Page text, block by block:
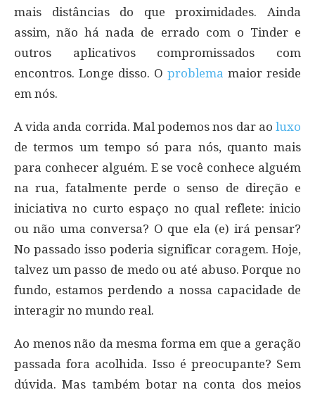
mais distâncias do que proximidades. Ainda
assim, não há nada de errado com o Tinder e
outros aplicativos compromissados com
encontros. Longe disso. O problema maior reside
em nós.
A vida anda corrida. Mal podemos nos dar ao luxo
de termos um tempo só para nós, quanto mais
para conhecer alguém. E se você conhece alguém
na rua, fatalmente perde o senso de direção e
iniciativa no curto espaço no qual reflete: inicio
ou não uma conversa? O que ela (e) irá pensar?
No passado isso poderia significar coragem. Hoje,
talvez um passo de medo ou até abuso. Porque no
fundo, estamos perdendo a nossa capacidade de
interagir no mundo real.
Ao menos não da mesma forma em que a geração
passada fora acolhida. Isso é preocupante? Sem
dúvida. Mas também botar na conta dos meios